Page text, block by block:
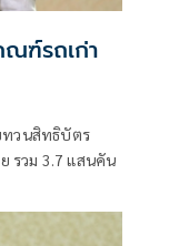
ฑ์รถเก่า
ทวนสิทธิบัตร
รวม 3.7 แสนคัน